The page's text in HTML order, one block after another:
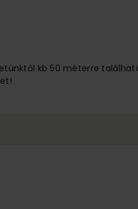
kb 50 méterre